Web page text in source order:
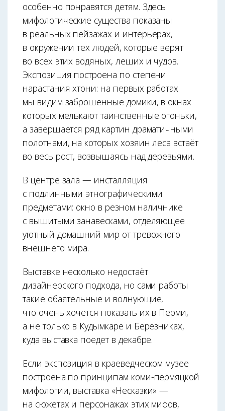
особенно понравятся детям. Здесь
мифологические существа показаны
в реальных пейзажах и ин­терьерах,
в окружении тех людей, которые верят
во всех этих водяных, леших и чудов.
Экспозиция построена по степени
нарастания хтони: на первых работах
мы видим заброшенные домики, в окнах
которых мелькают таинственные огоньки,
а завершается ряд картин драматичными
полотнами, на которых хозяин леса встаёт
во весь рост, возвышаясь над деревьями.
В центре зала — инсталляция
с подлинными этнографическими
предметами: окно в резном наличнике
с вышитыми занавесками, отделяю­щее
уютный домашний мир от тревожного
внешнего мира.
Выставке несколько недостаёт
дизайнерского подхода, но сами работы
такие обаятельные и волнующие,
что очень хочется показать их в Перми,
а не только в Кудымкаре и Березниках,
куда выставка поедет в декабре.
Если экспозиция в краеведческом музее
построена по принципам коми-пермяцкой
мифологии, выставка «Несказки» —
на сюжетах и персонажах этих мифов,